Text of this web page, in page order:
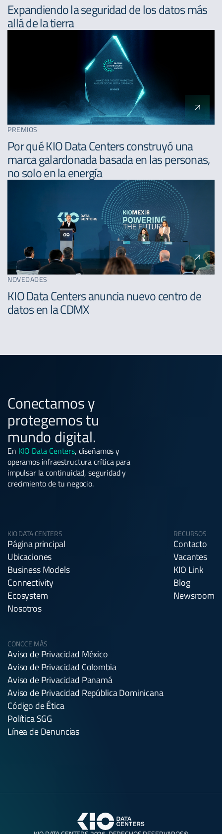
Expandiendo la seguridad de los datos más
allá de la tierra
PREMIOS
Por qué KIO Data Centers construyó una
marca galardonada basada en las personas,
no solo en la energía
NOVEDADES
KIO Data Centers anuncia nuevo centro de
datos en la CDMX
Conectamos y
protegemos tu
mundo digital.
En KIO Data Centers, diseñamos y
operamos infraestructura crítica para
impulsar la continuidad, seguridad y
crecimiento de tu negocio.
KIO DATA CENTERS
Página principal
Ubicaciones
Business Models
Connectivity
Ecosystem
Nosotros
RECURSOS
Contacto
Vacantes
KIO Link
Blog
Newsroom
CONOCE MÁS
Aviso de Privacidad México
Aviso de Privacidad Colombia
Aviso de Privacidad Panamá
Aviso de Privacidad República Dominicana
Código de Ética
Política SGG
Línea de Denuncias